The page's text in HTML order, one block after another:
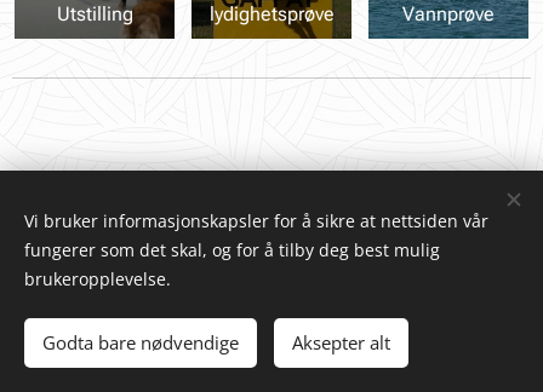
Utstilling
lydighetsprøve
Vannprøve
© 2025 Norsk Leonberger Klubb | Organisasjonsnummer:
988621587 | Alle rettigheter forbeholdt
Informasjonskapsler
Vi bruker informasjonskapsler for å sikre at nettsiden vår
fungerer som det skal, og for å tilby deg best mulig
brukeropplevelse.
Godta bare nødvendige Aksepter alt